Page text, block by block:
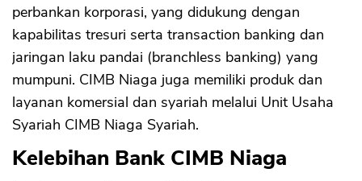
perbankan korporasi, yang didukung dengan
kapabilitas tresuri serta transaction banking dan
jaringan laku pandai (branchless banking) yang
mumpuni. CIMB Niaga juga memiliki produk dan
layanan komersial dan syariah melalui Unit Usaha
Syariah CIMB Niaga Syariah.
Kelebihan Bank CIMB Niaga